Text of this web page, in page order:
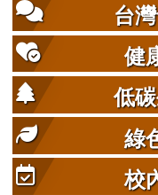
台
健
低
綠
校